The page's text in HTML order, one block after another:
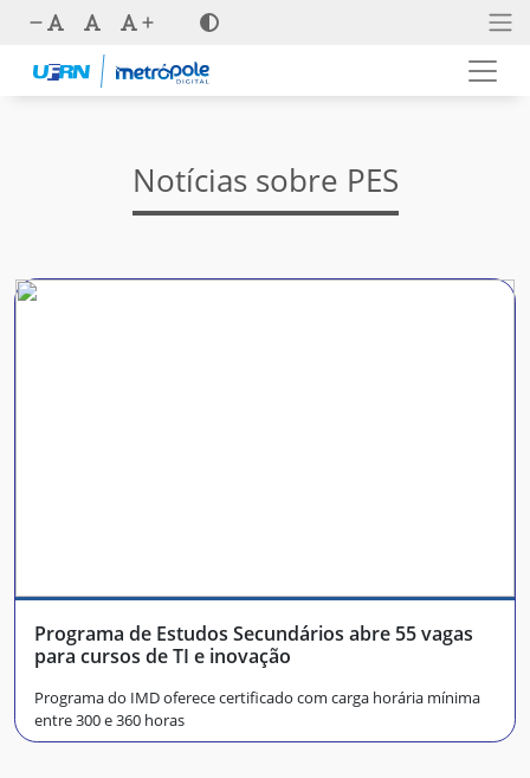
Notícias sobre PES
Programa de Estudos Secundários abre 55 vagas
para cursos de TI e inovação
Programa do IMD oferece certificado com carga horária mínima
entre 300 e 360 horas